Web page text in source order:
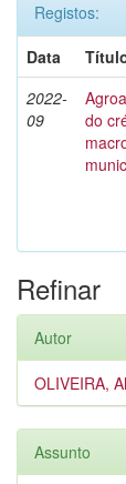
Registos:
Data
2022-
09
do
Refinar
Autor
OLIVEIRA,
Assunto